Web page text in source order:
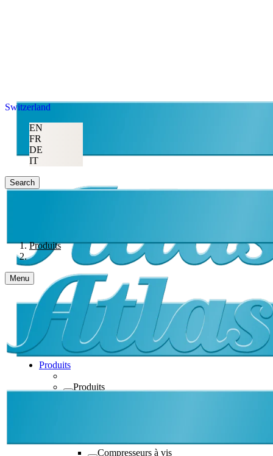
Switzerland
EN
FR
DE
IT
Search
Produits
Menu
Produits
Produits
Compresseurs à vis